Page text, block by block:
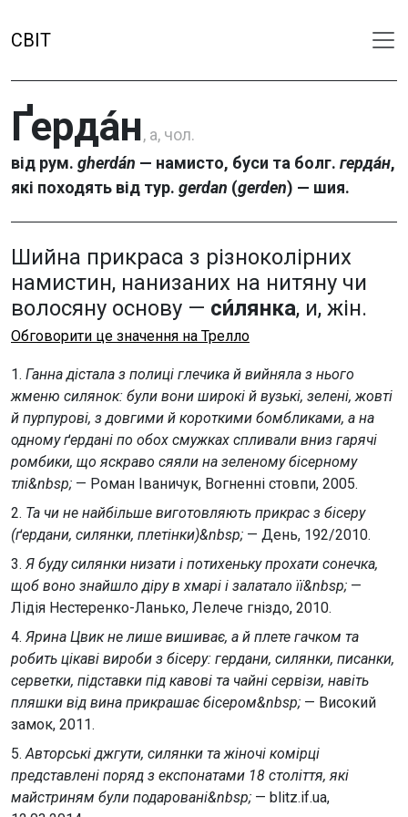
СВІТ
Ґерда́н, а, чол.
від рум. gherdán — намисто, буси та болг. герда́н,
які походять від тур. gerdan (gerden) — шия.
Шийна прикраса з різноколірних
намистин, нанизаних на нитяну чи
волосяну основу — си́лянка, и, жін.
Обговорити це значення на Трелло
1. Ганна дістала з полиці глечика й вийняла з нього
жменю силянок: були вони широкі й вузькі, зелені, жовті
й пурпурові, з довгими й короткими бомбликами, а на
одному ґердані по обох смужках спливали вниз гарячі
ромбики, що яскраво сяяли на зеленому бісерному
тлі&nbsp; — Роман Іваничук, Вогненні стовпи, 2005.
2. Та чи не найбільше виготовляють прикрас з бісеру
(ґердани, силянки, плетінки)&nbsp; — День, 192/2010.
3. Я буду силянки низати і потихеньку прохати сонечка,
щоб воно знайшло діру в хмарі і залатало її&nbsp; —
Лідія Нестеренко-Ланько, Лелече гніздо, 2010.
4. Ярина Цвик не лише вишиває, а й плете гачком та
робить цікаві вироби з бісеру: гердани, силянки, писанки,
серветки, підставки під кавові та чайні сервізи, навіть
пляшки від вина прикрашає бісером&nbsp; — Високий
замок, 2011.
5.Авторські джгути, силянки та жіночі комірці
представлені поряд з експонатами 18 століття, які
майстриням були подаровані&nbsp; — blitz.if.ua,